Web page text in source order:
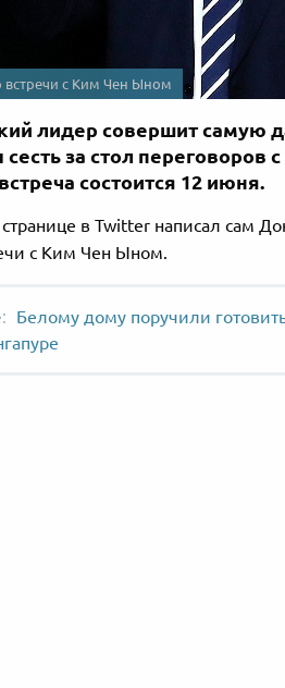
встречи с Ким Чен Ыном
лидер совершит самую
сесть за стол
состоится 12 июня.
в Twitter написал сам
с Ким Чен Ыном.
Белому дому поручили